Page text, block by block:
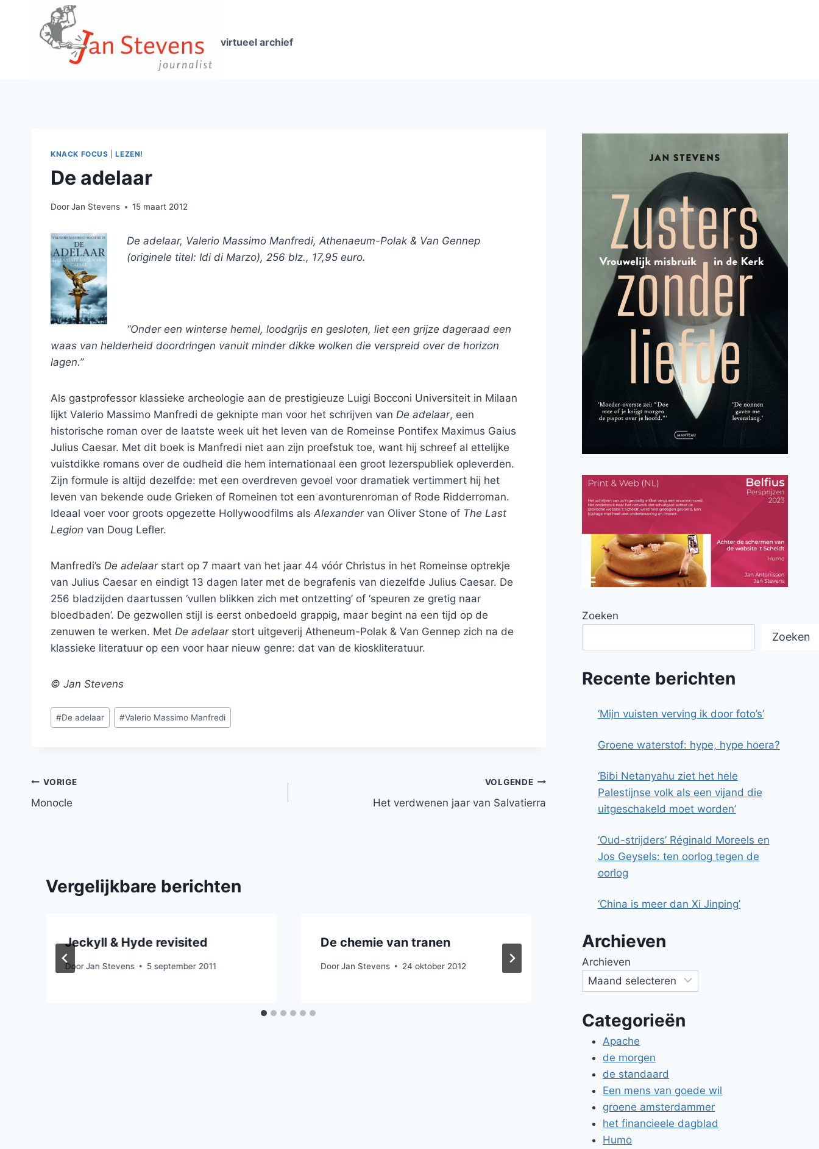
virtueel archief
KNACK FOCUS |LEZEN!
De adelaar
DoorJan Stevens 15 maart 2012
De adelaar, Valerio Massimo Manfredi, Athenaeum-Polak & Van Gennep
(originele titel: Idi di Marzo), 256 blz., 17,95 euro.
“Onder een winterse hemel, loodgrijs en gesloten, liet een grijze dageraad een
waas van helderheid doordringen vanuit minder dikke wolken die verspreid over de horizon
lagen.”
Als gastprofessor klassieke archeologie aan de prestigieuze Luigi Bocconi Universiteit in Milaan
lijkt Valerio Massimo Manfredi de geknipte man voor het schrijven van De adelaar, een
historische roman over de laatste week uit het leven van de Romeinse Pontifex Maximus Gaius
Julius Caesar. Met dit boek is Manfredi niet aan zijn proefstuk toe, want hij schreef al ettelijke
vuistdikke romans over de oudheid die hem internationaal een groot lezerspubliek opleverden.
Zijn formule is altijd dezelfde: met een overdreven gevoel voor dramatiek vertimmert hij het
leven van bekende oude Grieken of Romeinen tot een avonturenroman of Rode Ridderroman.
Ideaal voer voor groots opgezette Hollywoodfilms als Alexandervan Oliver Stone of The Last
Legion van Doug Lefler.
Manfredi’s De adelaarstart op 7 maart van het jaar 44 vóór Christus in het Romeinse optrekje
van Julius Caesar en eindigt 13 dagen later met de begrafenis van diezelfde Julius Caesar. De
256 bladzijden daartussen ‘vullen blikken zich met ontzetting’ of ‘speuren ze gretig naar
bloedbaden’. De gezwollen stijl is eerst onbedoeld grappig, maar begint na een tijd op de
zenuwen te werken. Met De adelaarstort uitgeverij Atheneum-Polak & Van Gennep zich na de
klassieke literatuur op een voor haar nieuw genre: dat van de kioskliteratuur.
© Jan Stevens
Bericht
tags:
#De adelaar #Valerio Massimo Manfredi
Bericht
navigatie
VORIGE
Monocle
VOLGENDE
Het verdwenen jaar van Salvatierra
Vergelijkbare berichten
Jeckyll & Hyde revisited
DoorJan Stevens 5 september 2011
De chemie van tranen
Door Jan Stevens 24 oktober 2012
Misplaatste kussen
DoorJan Stevens
Zoeken
Zoeken
Recente berichten
‘Mijn vuisten verving ik door foto’s’
Groene waterstof: hype, hype hoera?
‘Bibi Netanyahu ziet het hele
Palestijnse volk als een vijand die
uitgeschakeld moet worden’
‘Oud-strijders’ Réginald Moreels en
Jos Geysels: ten oorlog tegen de
oorlog
‘China is meer dan Xi Jinping’
Archieven
Archieven
Categorieën
Apache
de morgen
de standaard
Een mens van goede wil
groene amsterdammer
het financieele dagblad
Humo